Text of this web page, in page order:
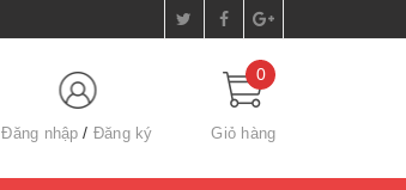
Đăng nhập Đăng ký
0
Giỏ hàng